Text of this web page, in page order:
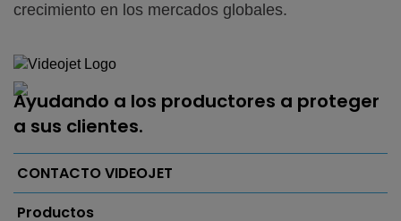
crecimiento en los mercados globales.
Ayudando a los productores a proteger
a sus clientes.
CONTACTO VIDEOJET
Productos